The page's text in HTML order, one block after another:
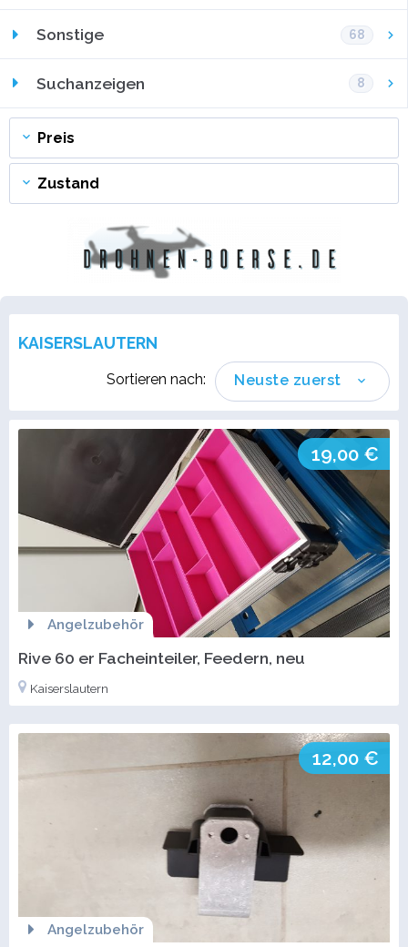
Sonstige 68
Suchanzeigen 8
Preis
Zustand
KAISERSLAUTERN
Neuste zuerst
Sortieren nach:
19,00 €
Angelzubehör
Rive 60 er Facheinteiler, Feedern, neu
Kaiserslautern
12,00 €
Angelzubehör